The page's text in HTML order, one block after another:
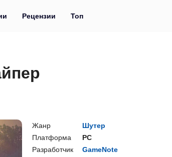
Рецензии Топ
Жанр
Шутер
Платформа
PC
Разработчик
GameNote